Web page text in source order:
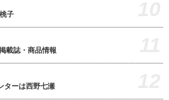
子
載誌・商品情報
ターは西野七瀬